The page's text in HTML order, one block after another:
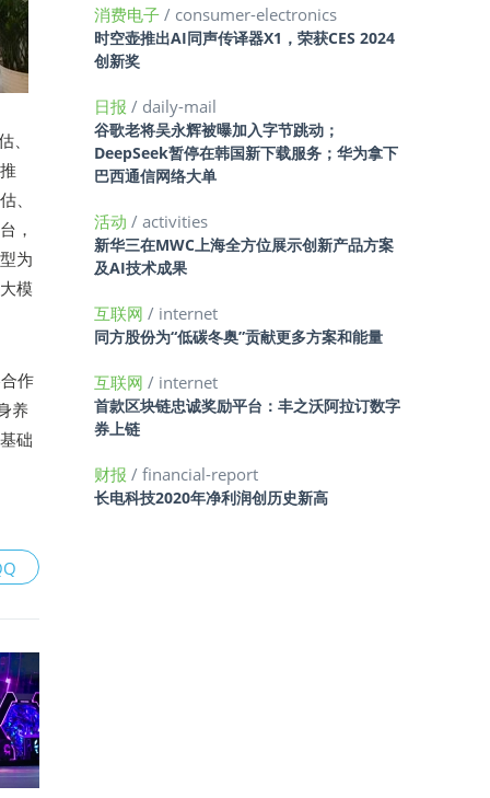
、
、
，
为
模
作
养
础
消费电子 / consumer-electronics
时空壶推出AI同声传译器X1，荣获CES 2024
创新奖
日报 / daily-mail
谷歌老将吴永辉被曝加入字节跳动；
DeepSeek暂停在韩国新下载服务；华为拿下
巴西通信网络大单
活动 / activities
新华三在MWC上海全方位展示创新产品方案
及AI技术成果
互联网 / internet
同方股份为“低碳冬奥”贡献更多方案和能量
互联网 / internet
首款区块链忠诚奖励平台：丰之沃阿拉订数字
券上链
财报 / financial-report
长电科技2020年净利润创历史新高